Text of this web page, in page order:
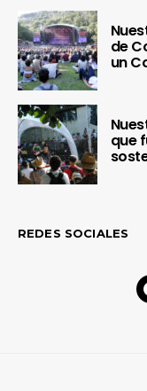
de
un
que
REDES SOCIALES